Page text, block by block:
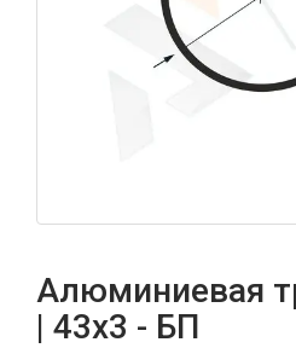
Алюминиевая
| 43х3 - БП